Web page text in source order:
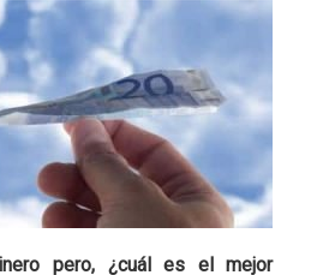
pero, ¿cuál es el mejor